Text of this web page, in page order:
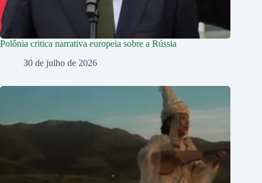
Polônia critica narrativa europeia sobre a Rússia
30 de julho de 2026